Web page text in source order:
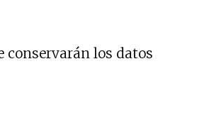
conservarán los datos